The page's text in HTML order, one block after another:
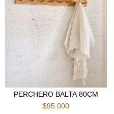
PERCHERO BALTA 80CM
$95.000